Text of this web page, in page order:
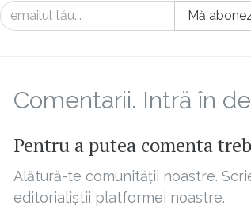
Mă
Comentarii. Intră în
Pentru a putea comenta
Alătură-te comunității noastre.
editorialiștii platformei noastre.